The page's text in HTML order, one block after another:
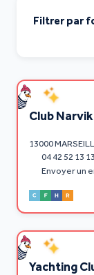
Filtrer par
Club Narvik
13000
04 42 52 13 13
Envoyer un
Yachting